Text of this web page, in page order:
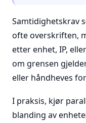
Samtidighetskrav
ofte overskriften,
etter enhet, IP,
om grensen
eller håndheves
I praksis, kjør
blanding av